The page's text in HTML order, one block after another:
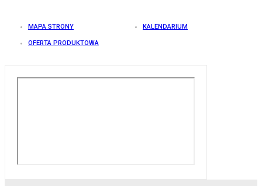
MAPA STRONY KALENDARIUM
OFERTA PRODUKTOWA